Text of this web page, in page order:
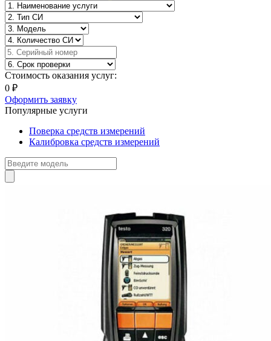
Стоимость оказания услуг:
0 ₽
Оформить заявку
Популярные услуги
Поверка средств измерений
Калибровка средств измерений